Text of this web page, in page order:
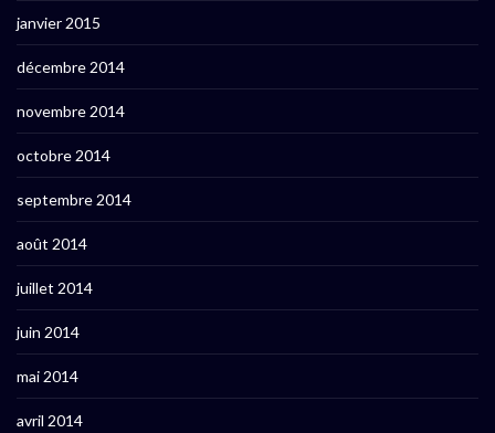
janvier 2015
décembre 2014
novembre 2014
octobre 2014
septembre 2014
août 2014
juillet 2014
juin 2014
mai 2014
avril 2014